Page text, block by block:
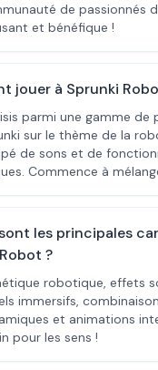
de passionnés
et bénéfique !
jouer à Sprunki
parmi une gamme de
sur le thème de la
de sons et de
Commence à
les principales
?
robotique, effets
immersifs,
et animations
pour les sens !